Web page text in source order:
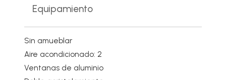
Equipamiento
Sin amueblar
Aire acondicionado: 2
Ventanas de aluminio